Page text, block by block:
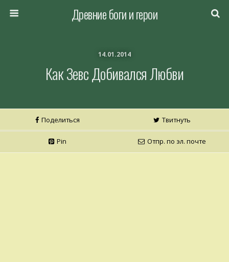
Древние боги и герои
14.01.2014
Как Зевс Добивался Любви
Поделиться Твитнуть
Pin Отпр. по эл. почте